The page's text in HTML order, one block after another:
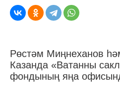
Рөстәм Миңнеханов
Казанда «Ватанны
фондының яңа